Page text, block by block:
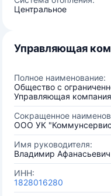
Центральное
Управляющая
Полное наименование:
Общество с
Управляющая
Сокращенное
ООО УК
Имя руководителя:
Владимир
ИНН:
1828016280